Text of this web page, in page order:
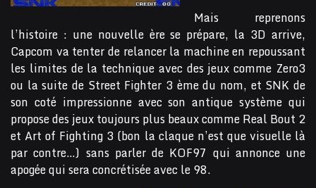
Mais reprenons
l’histoire : une nouvelle ère se prépare, la 3D arrive,
Capcom va tenter de relancer la machine en repoussant
les limites de la technique avec des jeux comme Zero3
ou la suite de Street Fighter 3 ème du nom, et SNK de
son coté impressionne avec son antique système qui
propose des jeux toujours plus beaux comme Real Bout 2
et Art of Fighting 3 (bon la claque n’est que visuelle là
par contre…) sans parler de KOF97 qui annonce une
apogée qui sera concrétisée avec le 98.